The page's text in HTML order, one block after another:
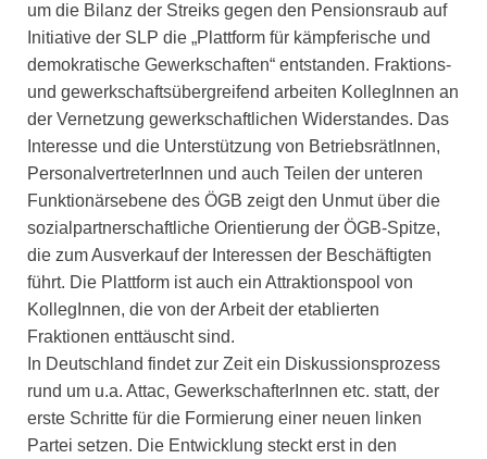
um die Bilanz der Streiks gegen den Pensionsraub auf
Initiative der SLP die „Plattform für kämpferische und
demokratische Gewerkschaften“ entstanden. Fraktions-
und gewerkschaftsübergreifend arbeiten KollegInnen an
der Vernetzung gewerkschaftlichen Widerstandes. Das
Interesse und die Unterstützung von BetriebsrätInnen,
PersonalvertreterInnen und auch Teilen der unteren
Funktionärsebene des ÖGB zeigt den Unmut über die
sozialpartnerschaftliche Orientierung der ÖGB-Spitze,
die zum Ausverkauf der Interessen der Beschäftigten
führt. Die Plattform ist auch ein Attraktionspool von
KollegInnen, die von der Arbeit der etablierten
Fraktionen enttäuscht sind.
In Deutschland findet zur Zeit ein Diskussionsprozess
rund um u.a. Attac, GewerkschafterInnen etc. statt, der
erste Schritte für die Formierung einer neuen linken
Partei setzen. Die Entwicklung steckt erst in den